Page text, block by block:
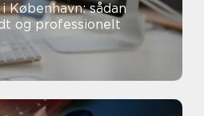
København: sådan
og professionelt